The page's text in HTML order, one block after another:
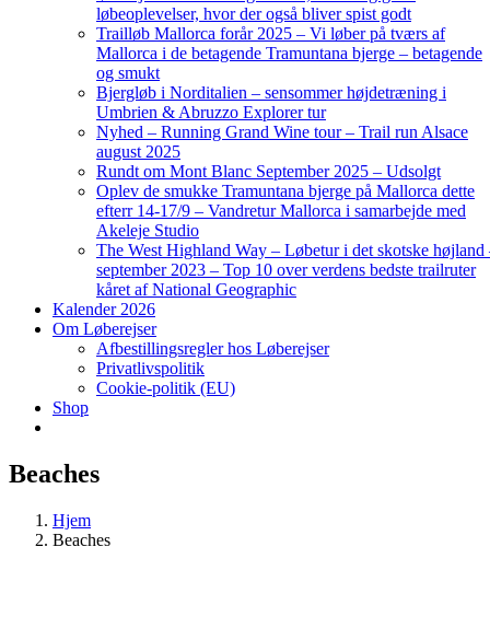
løbeoplevelser, hvor der også bliver spist godt
Trailløb Mallorca forår 2025 – Vi løber på tværs af
Mallorca i de betagende Tramuntana bjerge – betagende
og smukt
Bjergløb i Norditalien – sensommer højdetræning i
Umbrien & Abruzzo Explorer tur
Nyhed – Running Grand Wine tour – Trail run Alsace
august 2025
Rundt om Mont Blanc September 2025 – Udsolgt
Oplev de smukke Tramuntana bjerge på Mallorca dette
efterr 14-17/9 – Vandretur Mallorca i samarbejde med
Akeleje Studio
The West Highland Way – Løbetur i det skotske højland
september 2023 – Top 10 over verdens bedste trailruter
kåret af National Geographic
Kalender 2026
Om Løberejser
Afbestillingsregler hos Løberejser
Privatlivspolitik
Cookie-politik (EU)
Shop
Beaches
Hjem
Beaches